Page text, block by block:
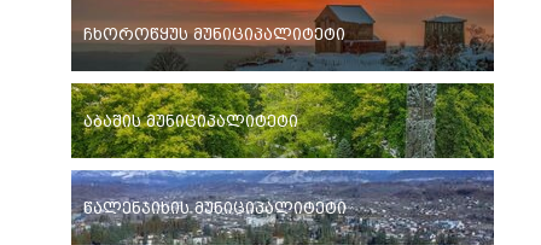
ჩხოროწყუს მუნიციპალიტეტი
აბაშის მუნიციპალიტეტი
წალენჯიხის მუნიციპალიტეტი